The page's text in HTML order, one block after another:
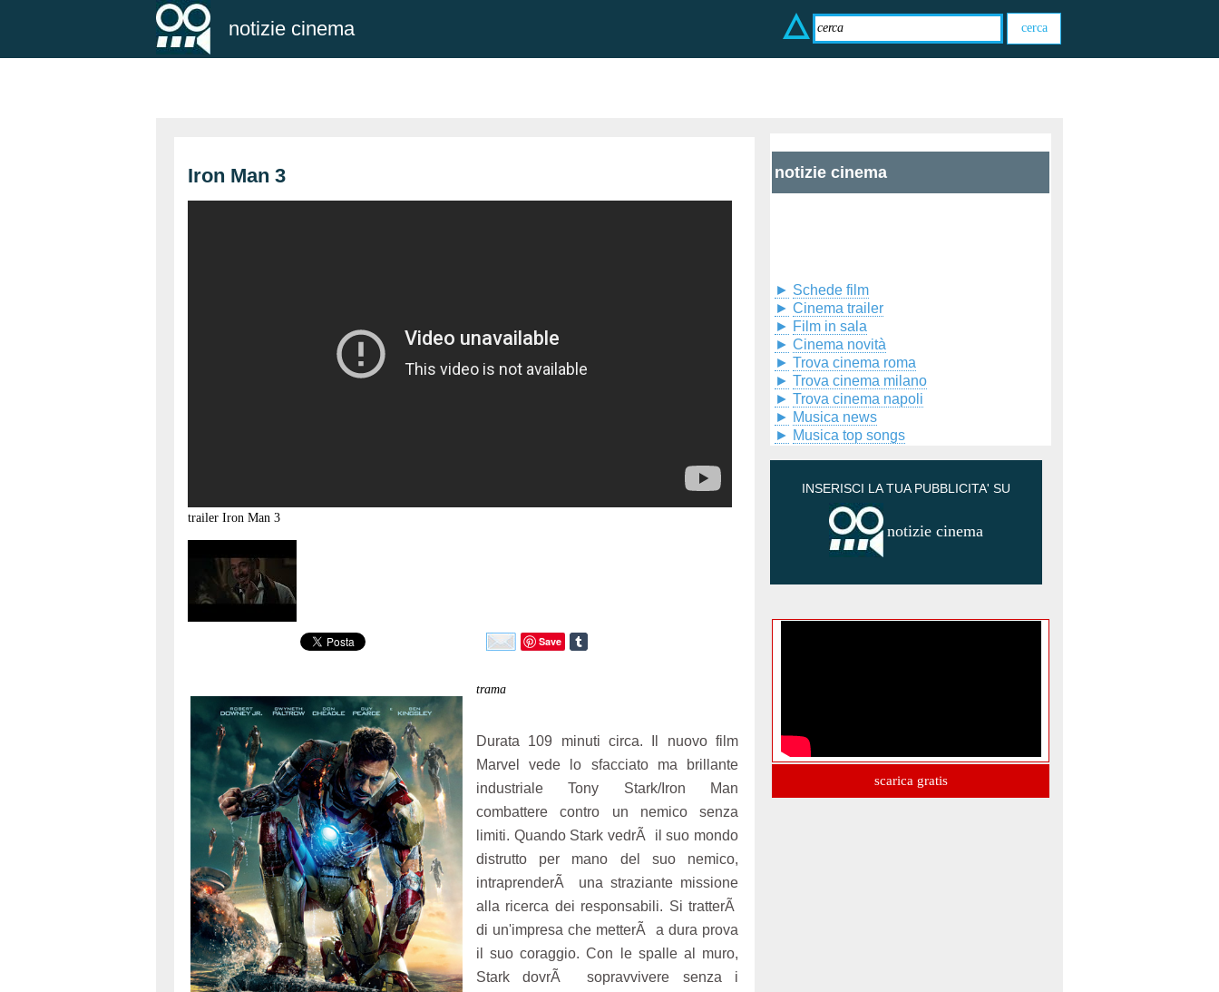
notizie cinema
Iron Man 3
trailer Iron Man 3
Save
trama
Durata 109 minuti circa. Il nuovo film
Marvel vede lo sfacciato ma brillante
industriale Tony Stark/Iron Man
combattere contro un nemico senza
limiti. Quando Stark vedrÃ il suo mondo
distrutto per mano del suo nemico,
intraprenderÃ una straziante missione
alla ricerca dei responsabili. Si tratterÃ
di un'impresa che metterÃ a dura prova
il suo coraggio. Con le spalle al muro,
Stark dovrÃ sopravvivere senza i
notizie cinema
► Schede film
► Cinema trailer
► Film in sala
► Cinema novità
► Trova cinema roma
► Trova cinema milano
► Trova cinema napoli
► Musica news
► Musica top songs
INSERISCI LA TUA PUBBLICITA' SU
notizie cinema
scarica gratis